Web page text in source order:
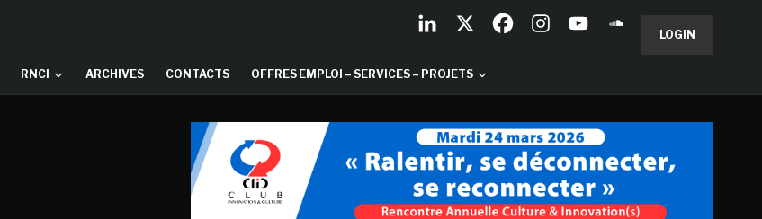
LOGIN
RNCI ARCHIVES CONTACTS OFFRES EMPLOI – SERVICES – PROJETS